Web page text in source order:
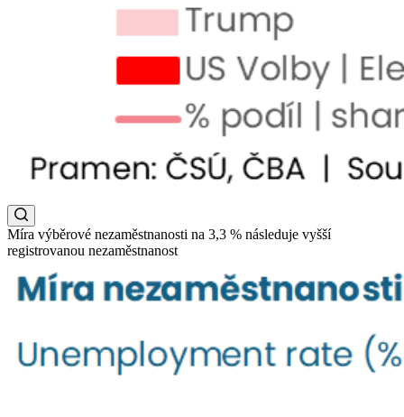
Míra výběrové nezaměstnanosti na 3,3 % následuje vyšší
registrovanou nezaměstnanost